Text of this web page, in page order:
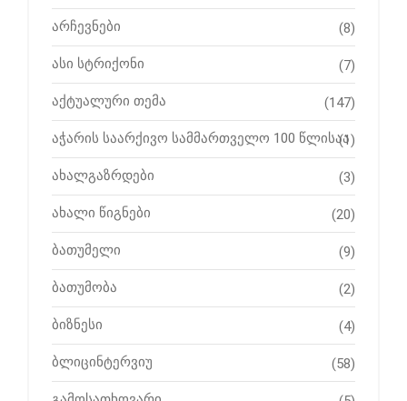
არჩევნები (8)
ასი სტრიქონი (7)
აქტუალური თემა (147)
აჭარის საარქივო სამმართველო 100 წლისაა
(1)
ახალგაზრდები (3)
ახალი წიგნები (20)
ბათუმელი (9)
ბათუმობა (2)
ბიზნესი (4)
ბლიცინტერვიუ (58)